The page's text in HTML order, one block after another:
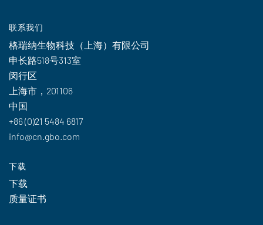
联系我们
格瑞纳生物科技（上海）有限公司
申长路518号313室
闵行区
上海市，201106
中国
+86 (0)21 5484 6817
info@cn.gbo.com
下载
下载
质量证书